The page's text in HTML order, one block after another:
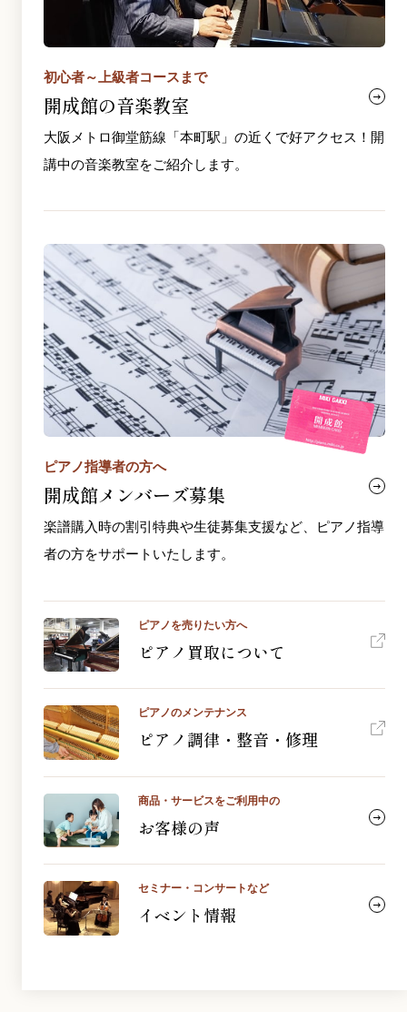
初心者～上級者コースまで
開成館の音楽教室
大阪メトロ御堂筋線「本町駅」の近くで好アクセス！開
講中の音楽教室をご紹介します。
ピアノ指導者の方へ
開成館メンバーズ募集
楽譜購入時の割引特典や生徒募集支援など、ピアノ指導
者の方をサポートいたします。
ピアノを売りたい方へ
ピアノ買取について
ピアノのメンテナンス
ピアノ調律・整音・修理
商品・サービスをご利用中の
お客様の声
セミナー・コンサートなど
イベント情報